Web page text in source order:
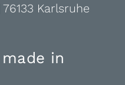
Karlsruhe
in